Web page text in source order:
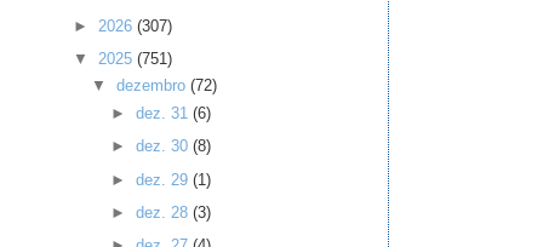
► 2026 (307)
▼ 2025 (751)
▼dezembro(72)
► dez. 31 (6)
► dez. 30 (8)
► dez. 29 (1)
► dez. 28 (3)